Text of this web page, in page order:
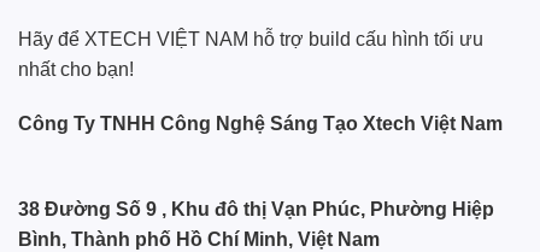
Hãy để XTECH VIỆT NAM hỗ trợ build cấu hình tối ưu
nhất cho bạn!
Công Ty TNHH Công Nghệ Sáng Tạo Xtech Việt Nam
38 Đường Số 9 , Khu đô thị Vạn Phúc, Phường Hiệp
Bình, Thành phố Hồ Chí Minh, Việt Nam